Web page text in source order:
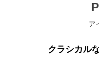
ア
クラシカル